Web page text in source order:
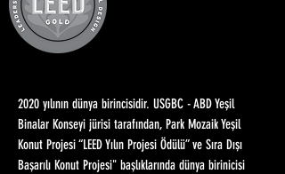
2020 yılının dünya birincisidir. USGBC - ABD Yeşil
Binalar Konseyi jürisi tarafından, Park Mozaik Yeşil
Konut Projesi “LEED Yılın Projesi Ödülü” ve Sıra Dışı
Başarılı Konut Projesi" başlıklarında dünya birinicisi